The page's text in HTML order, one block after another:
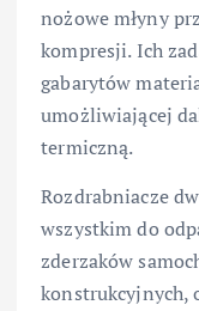
nożowe młyny
kompresji. Ich
gabarytów
umożliwiającej
termiczną.
Rozdrabniacze
wszystkim do
zderzaków
konstrukcyjnych,